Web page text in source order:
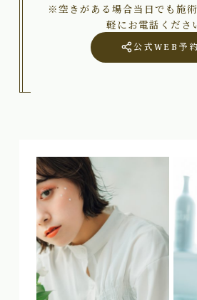
※空きがある場合当日でも施
軽にお電話くださ
公式WEB予約